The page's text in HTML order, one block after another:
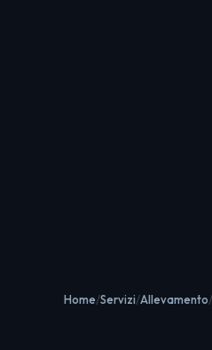
Home Servizi Allevamento